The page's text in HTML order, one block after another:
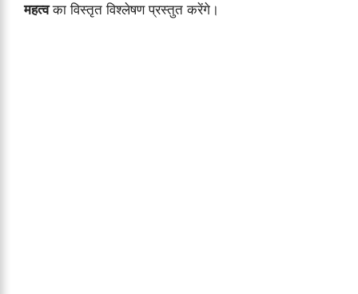
महत्वका विस्तृत विश्लेषण प्रस्तुत करेंगे।